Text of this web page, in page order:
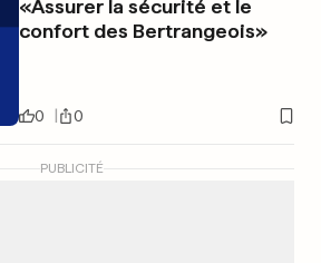
«Assurer la sécurité et le
confort des Bertrangeois»
0 0
PUBLICITÉ